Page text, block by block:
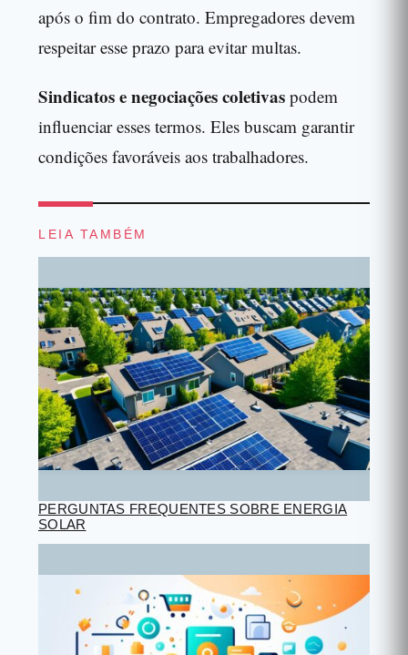
após o fim do contrato. Empregadores devem
respeitar esse prazo para evitar multas.
Sindicatos e negociações coletivas podem
influenciar esses termos. Eles buscam garantir
condições favoráveis aos trabalhadores.
LEIA TAMBÉM
PERGUNTAS FREQUENTES SOBRE ENERGIA
SOLAR